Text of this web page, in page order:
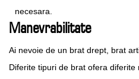
necesara.
Manevrabilitate
Ai nevoie de un brat drept, brat
Diferite tipuri de brat ofera